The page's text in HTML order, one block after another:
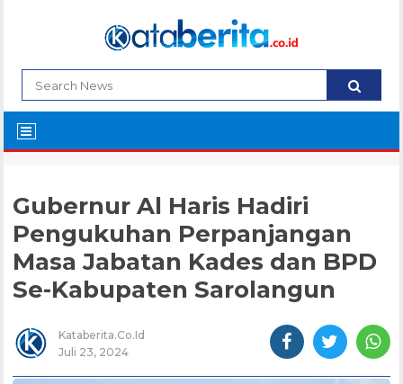
Gubernur Al Haris Hadiri
Pengukuhan Perpanjangan
Masa Jabatan Kades dan BPD
Se-Kabupaten Sarolangun
Kataberita.co.id
Juli 23, 2024